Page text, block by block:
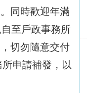
同時歡迎年滿
至戶政事務所
切勿隨意交付
申請補發，以